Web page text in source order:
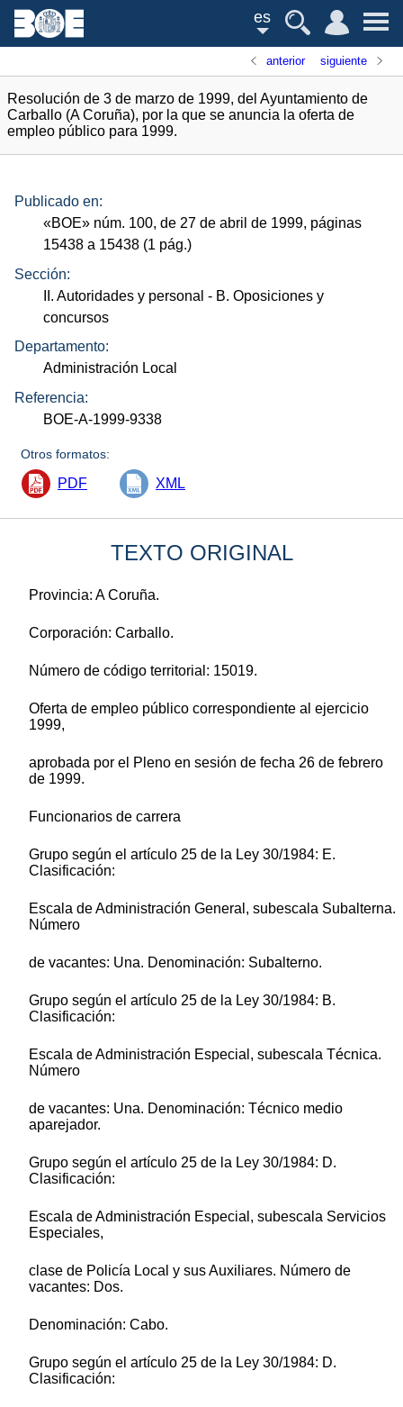
es
anterior siguiente
Resolución de 3 de marzo de 1999, del Ayuntamiento de
Carballo (A Coruña), por la que se anuncia la oferta de
empleo público para 1999.
Publicado en:
«BOE» núm. 100, de 27 de abril de 1999, páginas
15438 a 15438 (1 pág.)
Sección:
II. Autoridades y personal - B. Oposiciones y
concursos
Departamento:
Administración Local
Referencia:
BOE-A-1999-9338
Otros formatos:
PDF XML
TEXTO ORIGINAL
Provincia: A Coruña.
Corporación: Carballo.
Número de código territorial: 15019.
Oferta de empleo público correspondiente al ejercicio
1999,
aprobada por el Pleno en sesión de fecha 26 de febrero
de 1999.
Funcionarios de carrera
Grupo según el artículo 25 de la Ley 30/1984: E.
Clasificación:
Escala de Administración General, subescala Subalterna.
Número
de vacantes: Una. Denominación: Subalterno.
Grupo según el artículo 25 de la Ley 30/1984: B.
Clasificación:
Escala de Administración Especial, subescala Técnica.
Número
de vacantes: Una. Denominación: Técnico medio
aparejador.
Grupo según el artículo 25 de la Ley 30/1984: D.
Clasificación:
Escala de Administración Especial, subescala Servicios
Especiales,
clase de Policía Local y sus Auxiliares. Número de
vacantes: Dos.
Denominación: Cabo.
Grupo según el artículo 25 de la Ley 30/1984: D.
Clasificación: